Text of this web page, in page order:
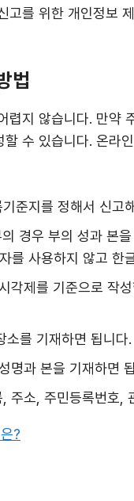
고를 위한 개인정보
법
렵지 않습니다. 만약
수 있습니다. 온라
준지를 정해서 신고
경우 부의 성과 본
를 사용하지 않고 한
각제를 기준으로 작
소를 기재하면 됩니다.
명과 본을 기재하면
주소, 주민등록번호,
?